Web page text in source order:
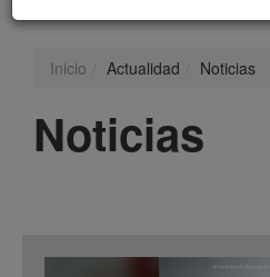
Inicio Actualidad Noticias
Noticias